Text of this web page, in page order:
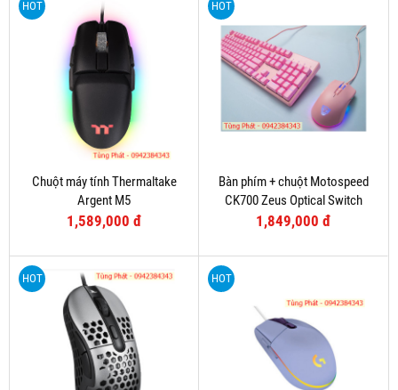
HOT
Chuột máy tính Thermaltake
Argent M5
1,589,000 đ
HOT
Bàn phím + chuột Motospeed
CK700 Zeus Optical Switch
(Hồng)
1,849,000 đ
HOT HOT